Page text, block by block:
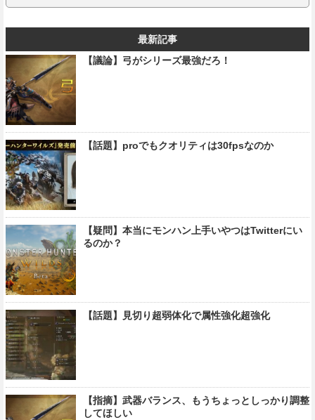
最新記事
【議論】弓がシリーズ最強だろ！
【話題】proでもクオリティは30fpsなのか
【疑問】本当にモンハン上手いやつはTwitterにい
るのか？
【話題】見切り超弱体化で属性強化超強化
【指摘】武器バランス、もうちょっとしっかり調整
してほしい